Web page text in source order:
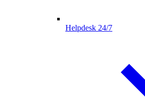
Helpdesk 24/7